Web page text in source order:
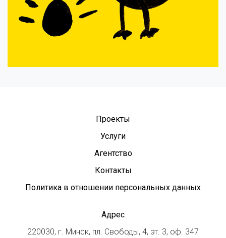
Проекты
Услуги
Агентство
Контакты
Политика в отношении персональных данных
Адрес
220030, г. Минск, пл. Свободы, 4, эт. 3, оф. 347